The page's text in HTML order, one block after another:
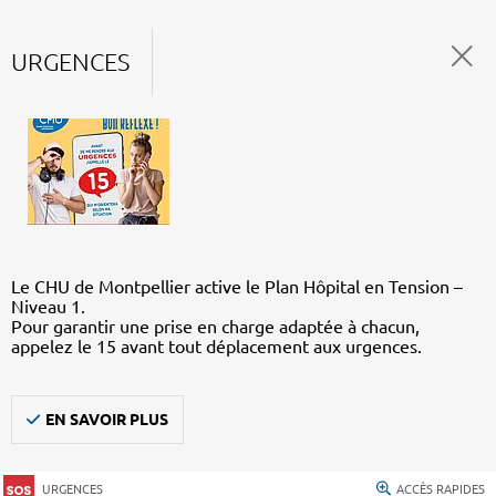
URGENCES
Le CHU de Montpellier active le Plan Hôpital en Tension –
Niveau 1.
Pour garantir une prise en charge adaptée à chacun,
appelez le 15 avant tout déplacement aux urgences.
EN SAVOIR PLUS
URGENCES ACCÈS RAPIDES